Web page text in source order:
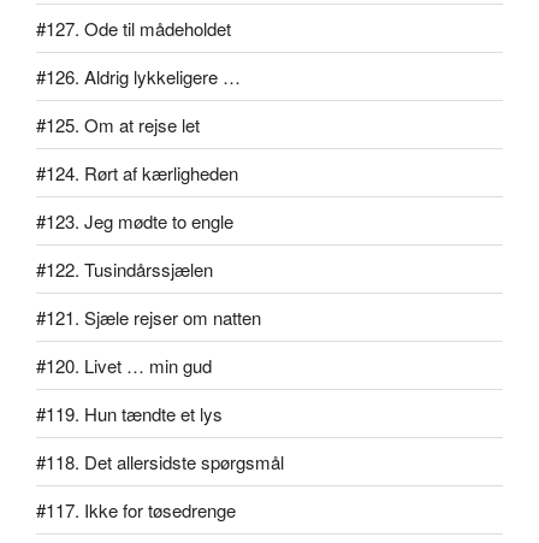
#127. Ode til mådeholdet
#126. Aldrig lykkeligere …
#125. Om at rejse let
#124. Rørt af kærligheden
#123. Jeg mødte to engle
#122. Tusindårssjælen
#121. Sjæle rejser om natten
#120. Livet … min gud
#119. Hun tændte et lys
#118. Det allersidste spørgsmål
#117. Ikke for tøsedrenge